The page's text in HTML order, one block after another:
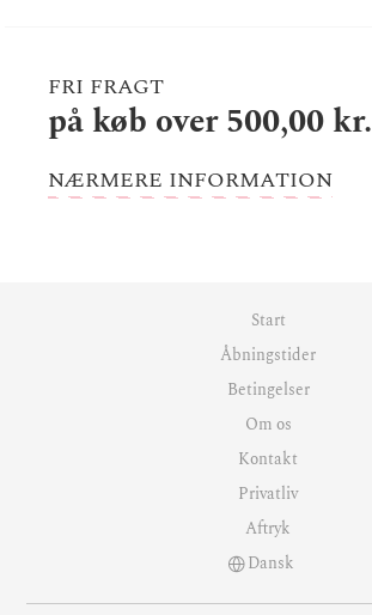
FRI FRAGT
på køb over 500,00 kr.
NÆRMERE INFORMATION
Start
Åbningstider
Betingelser
Om os
Kontakt
Privatliv
Aftryk